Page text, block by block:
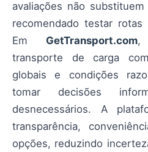
avaliações não
recomendado testar
Em GetTransport.com,
transporte de carga
globais e condições
tomar decisões
desnecessários. A
transparência,
opções, reduzindo